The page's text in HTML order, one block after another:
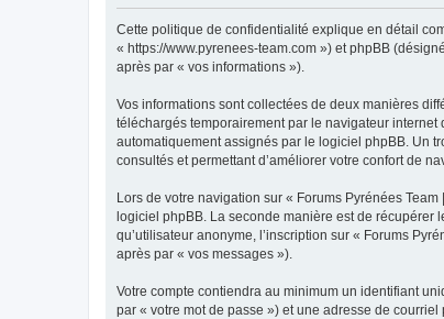
Cette politique de confidentialité explique en détail
« https://www.pyrenees-team.com ») et phpBB
après par « vos informations »).
Vos informations sont collectées de deux manières
téléchargés temporairement par le navigateur
automatiquement assignés par le logiciel phpBB. Un
consultés et permettant d’améliorer votre confort de
Lors de votre navigation sur « Forums Pyrénées
logiciel phpBB. La seconde manière est de
qu’utilisateur anonyme, l’inscription sur « Forums
après par « vos messages »).
Votre compte contiendra au minimum un identifiant
par « votre mot de passe ») et une adresse de